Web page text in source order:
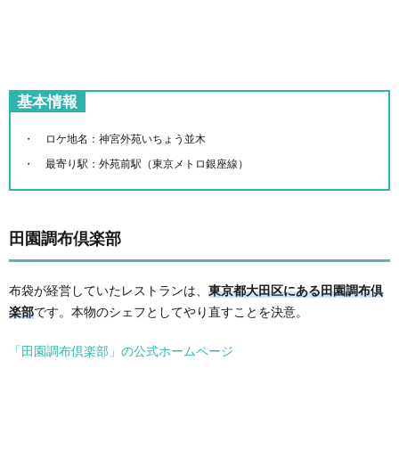
基本情報
ロケ地名：神宮外苑いちょう並木
最寄り駅：外苑前駅（東京メトロ銀座線）
田園調布倶楽部
布袋が経営していたレストランは、 東京都大田区にある田園調布倶
楽部です。本物のシェフとしてやり直すことを決意。
「田園調布倶楽部」の公式ホームページ